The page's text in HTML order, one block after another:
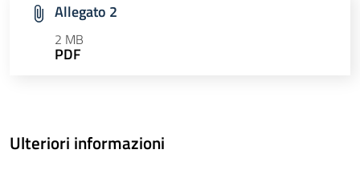
Allegato 2
2 MB
PDF
Ulteriori informazioni